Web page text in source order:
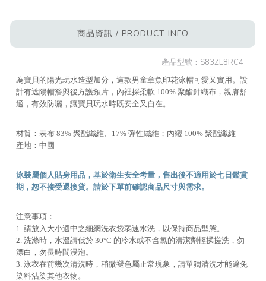
商品資訊 / PRODUCT INFO
產品型號： S83ZL8RC4
為寶貝的陽光玩水造型加分，這款男童章魚印花泳帽可愛又實用。設
計有遮陽帽簷與後方護頸片，內裡採柔軟 100% 聚酯針織布，親膚舒
適，有效防曬，讓寶貝玩水時既安全又自在。
材質：表布 83% 聚酯纖維、17% 彈性纖維；內襯 100% 聚酯纖維
產地：中國
泳裝屬個人貼身用品，基於衛生安全考量，售出後不適用於七日鑑賞
期，恕不接受退換貨。請於下單前確認商品尺寸與需求。
注意事項：
1. 請放入大小適中之細網洗衣袋弱速水洗，以保持商品型態。
2. 洗滌時，水溫請低於 30°C 的冷水或不含氯的清潔劑輕揉搓洗，勿
漂白，勿長時間浸泡。
3. 泳衣在前幾次清洗時，稍微褪色屬正常現象，請單獨清洗才能避免
染料沾染其他衣物。